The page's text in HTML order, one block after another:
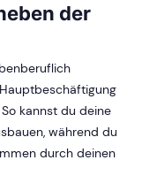
der
kannst du deine
während du
durch deinen